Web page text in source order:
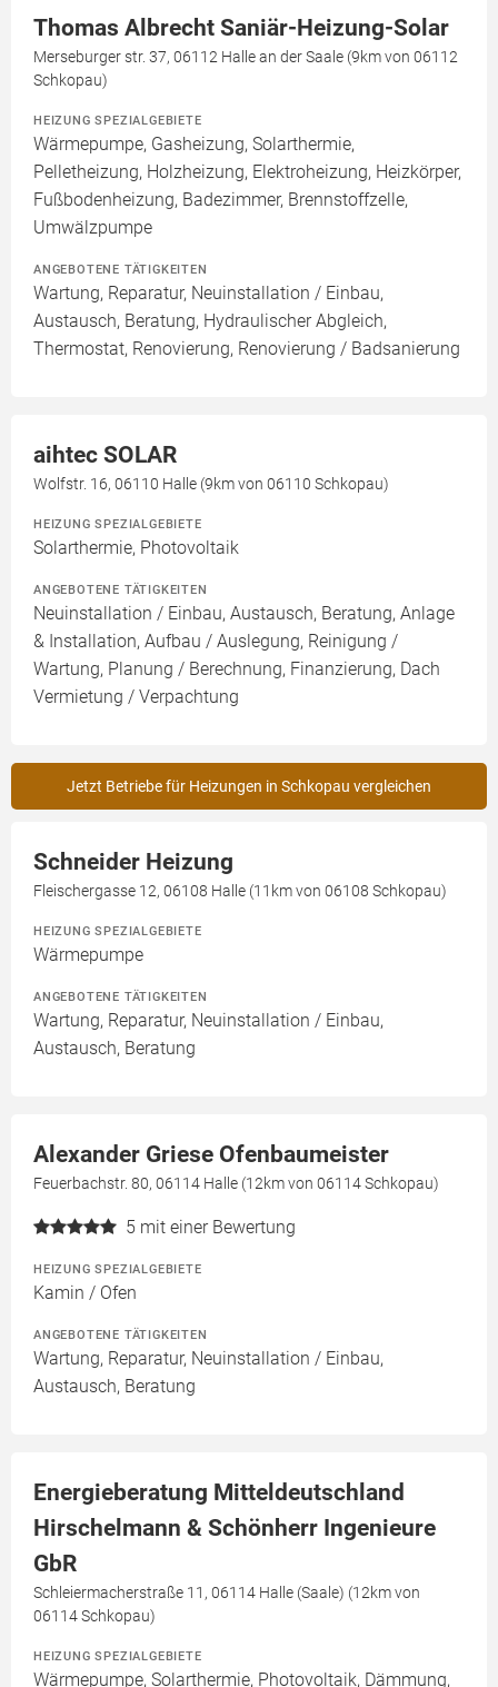
Thomas Albrecht Saniär-Heizung-Solar
Merseburger str. 37, 06112 Halle an der Saale (9km von 06112
Schkopau)
HEIZUNG SPEZIALGEBIETE
Wärmepumpe, Gasheizung, Solarthermie,
Pelletheizung, Holzheizung, Elektroheizung, Heizkörper,
Fußbodenheizung, Badezimmer, Brennstoffzelle,
Umwälzpumpe
ANGEBOTENE TÄTIGKEITEN
Wartung, Reparatur, Neuinstallation / Einbau,
Austausch, Beratung, Hydraulischer Abgleich,
Thermostat, Renovierung, Renovierung / Badsanierung
aihtec SOLAR
Wolfstr. 16, 06110 Halle (9km von 06110 Schkopau)
HEIZUNG SPEZIALGEBIETE
Solarthermie, Photovoltaik
ANGEBOTENE TÄTIGKEITEN
Neuinstallation / Einbau, Austausch, Beratung, Anlage
& Installation, Aufbau / Auslegung, Reinigung /
Wartung, Planung / Berechnung, Finanzierung, Dach
Vermietung / Verpachtung
Jetzt Betriebe für Heizungen in Schkopau vergleichen
Schneider Heizung
Fleischergasse 12, 06108 Halle (11km von 06108 Schkopau)
HEIZUNG SPEZIALGEBIETE
Wärmepumpe
ANGEBOTENE TÄTIGKEITEN
Wartung, Reparatur, Neuinstallation / Einbau,
Austausch, Beratung
Alexander Griese Ofenbaumeister
Feuerbachstr. 80, 06114 Halle (12km von 06114 Schkopau)
5 mit einer Bewertung
HEIZUNG SPEZIALGEBIETE
Kamin / Ofen
ANGEBOTENE TÄTIGKEITEN
Wartung, Reparatur, Neuinstallation / Einbau,
Austausch, Beratung
Energieberatung Mitteldeutschland
Hirschelmann & Schönherr Ingenieure
GbR
Schleiermacherstraße 11, 06114 Halle (Saale) (12km von
06114 Schkopau)
HEIZUNG SPEZIALGEBIETE
Wärmepumpe, Solarthermie, Photovoltaik, Dämmung,